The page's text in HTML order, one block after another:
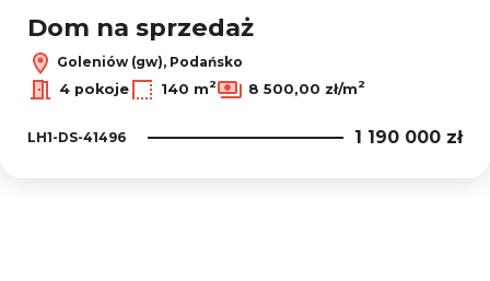
Dom na sprzedaż
Goleniów (gw), Podańsko
4 pokoje
140 m2 8 500,00 zł/m2
LH1-DS-41496 1 190 000 zł